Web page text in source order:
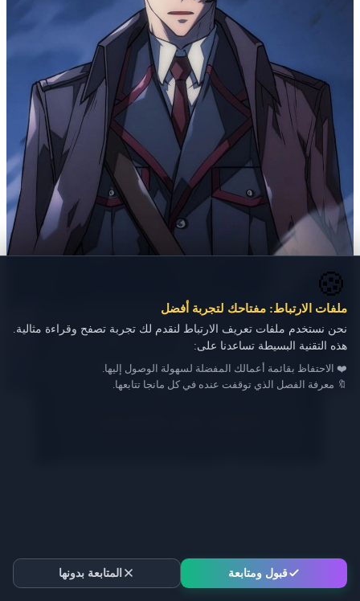
🍪
ملفات الارتباط: مفتاحك لتجربة أفضل
نحن نستخدم ملفات تعريف الارتباط لنقدم لك تجربة تصفح وقراءة مثالية.
هذه التقنية البسيطة تساعدنا على:
❤️ الاحتفاظ بقائمة أعمالك المفضلة لسهولة الوصول إليها.
🔖 معرفة الفصل الذي توقفت عنده في كل مانجا تتابعها.
قبول ومتابعة المتابعة بدونها